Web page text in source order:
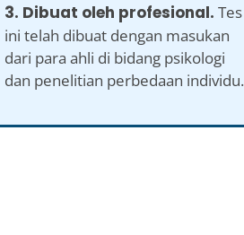
3. Dibuat oleh profesional. Tes
ini telah dibuat dengan masukan
dari para ahli di bidang psikologi
dan penelitian perbedaan individu.